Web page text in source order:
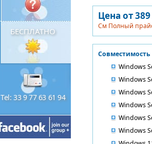
БЕСПЛАТНО
Tel: 33 9 77 63 61 94
Цена от
См Полный
Совместимость
Windows
Windows
Windows
Windows
Windows
Windows